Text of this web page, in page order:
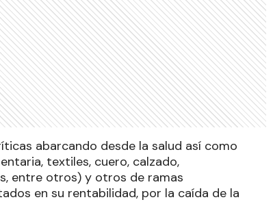
abarcando desde la salud así como
textiles, cuero, calzado,
entre otros) y otros de ramas
en su rentabilidad, por la caída de la